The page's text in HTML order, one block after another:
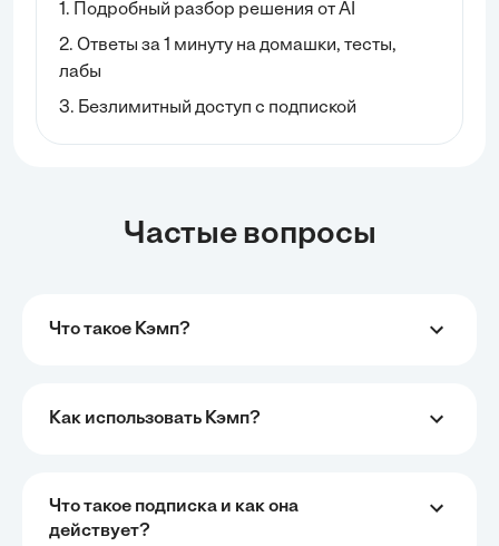
1. Подробный разбор решения от AI
2. Ответы за 1 минуту на домашки, тесты,
лабы
3. Безлимитный доступ с подпиской
Частые вопросы
Что такое Кэмп?
Как использовать Кэмп?
Что такое подписка и как она
действует?